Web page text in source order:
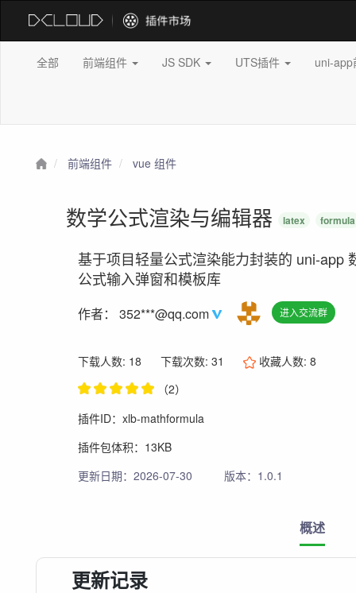
全部 前端组件 JS SDK UTS插件 uni-
前端组件 vue 组件
数学公式渲染与编辑器 latex formula
基于项目轻量公式渲染能力封装的 uni-app
公式输入弹窗和模板库
作者：352***@qq.com 进入交流群
下载人数: 18 下载次数: 31 收藏人数:8
（2）
插件ID：xlb-mathformula
插件包体积：13KB
更新日期：2026-07-30
版本：1.0.1
概述
更新记录